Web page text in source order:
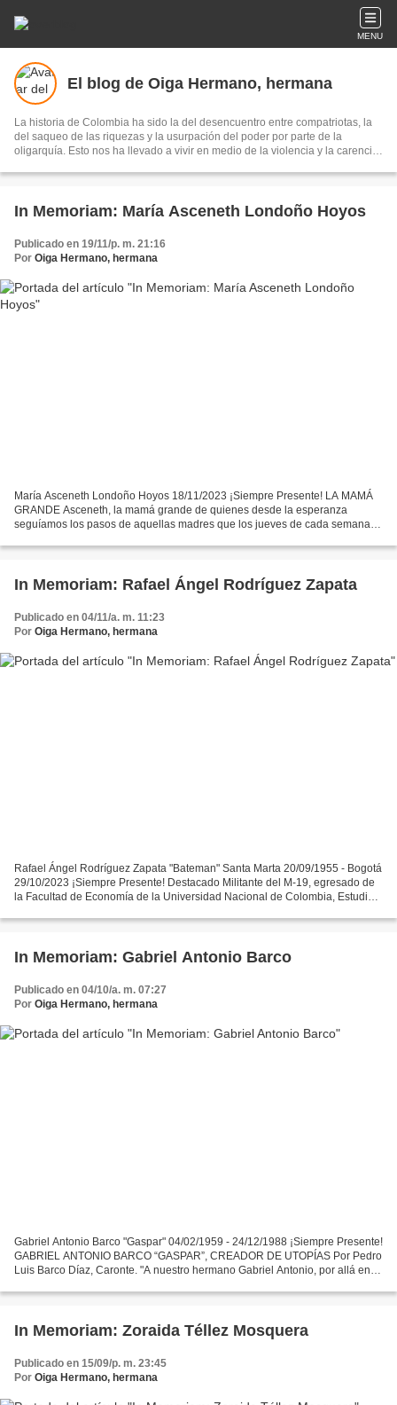
MENU
El blog de Oiga Hermano, hermana
La historia de Colombia ha sido la del desencuentro entre compatriotas, la
del saqueo de las riquezas y la usurpación del poder por parte de la
oligarquía. Esto nos ha llevado a vivir en medio de la violencia y la carencia
esta realidad. Destacados hombres y mujeres del M-19, junto a vigorosos
sociedad justa, democrática y en Paz.
In Memoriam: María Asceneth Londoño Hoyos
Publicado en 19/11/p. m. 21:16
Por Oiga Hermano, hermana
María Asceneth Londoño Hoyos 18/11/2023 ¡Siempre Presente! LA MAMÁ
GRANDE Asceneth, la mamá grande de quienes desde la esperanza
seguíamos los pasos de aquellas madres que los jueves de cada semana
In Memoriam: Rafael Ángel Rodríguez Zapata
Publicado en 04/11/a. m. 11:23
Por Oiga Hermano, hermana
Rafael Ángel Rodríguez Zapata "Bateman" Santa Marta 20/09/1955 - Bogotá
29/10/2023 ¡Siempre Presente! Destacado Militante del M-19, egresado de
la Facultad de Economía de la Universidad Nacional de Colombia, Estudio
In Memoriam: Gabriel Antonio Barco
Publicado en 04/10/a. m. 07:27
Por Oiga Hermano, hermana
Gabriel Antonio Barco "Gaspar" 04/02/1959 - 24/12/1988 ¡Siempre Presente!
GABRIEL ANTONIO BARCO “GASPAR”, CREADOR DE UTOPÍAS Por Pedro
Luis Barco Díaz, Caronte. "A nuestro hermano Gabriel Antonio, por allá en
In Memoriam: Zoraida Téllez Mosquera
Publicado en 15/09/p. m. 23:45
Por Oiga Hermano, hermana